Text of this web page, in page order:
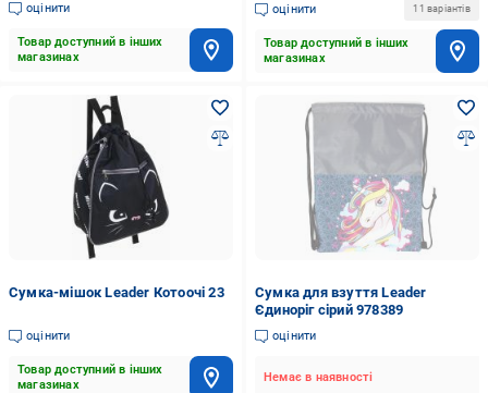
оцінити
Товар доступний в інших
магазинах
оцінити 11 варіантів
Товар доступний в інших
магазинах
Сумка-мішок Leader Котоочі 23
оцінити
Товар доступний в інших
магазинах
Сумка для взуття Leader
Єдиноріг сірий 978389
оцінити
Немає в наявності